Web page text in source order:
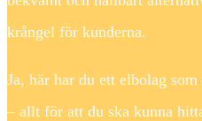
krångel för kunderna.
Ja, här har du ett elbolag
– allt för att du ska kunna